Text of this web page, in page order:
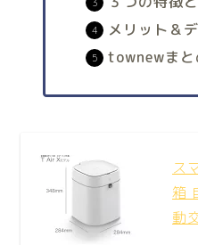
メリット＆
townewまと
ス
箱
動